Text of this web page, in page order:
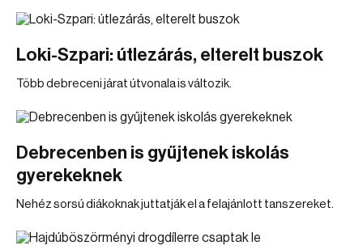
Loki-Szpari: útlezárás, elterelt buszok
Több debreceni járat útvonala is változik.
Debrecenben is gyűjtenek iskolás
gyerekeknek
Nehéz sorsú diákoknak juttatják el a felajánlott tanszereket.